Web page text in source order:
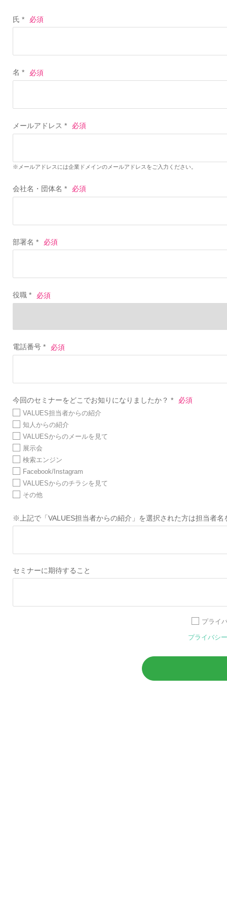
氏 *
名 *
メールアドレス *
※メールアドレスには企業ドメインのメールアドレスをご入力ください。
会社名・団体名 *
部署名 *
役職 *
電話番号 *
今回のセミナーをどこでお知りになりましたか？ *
VALUES担当者からの紹介
知人からの紹介
VALUESからのメールを見て
展示会
検索エンジン
Facebook/Instagram
VALUESからのチラシを見て
その他
※上記で「VALUES担当者からの紹介」を選択された方は担当者
セミナーに期待すること
プライ
プライバシ